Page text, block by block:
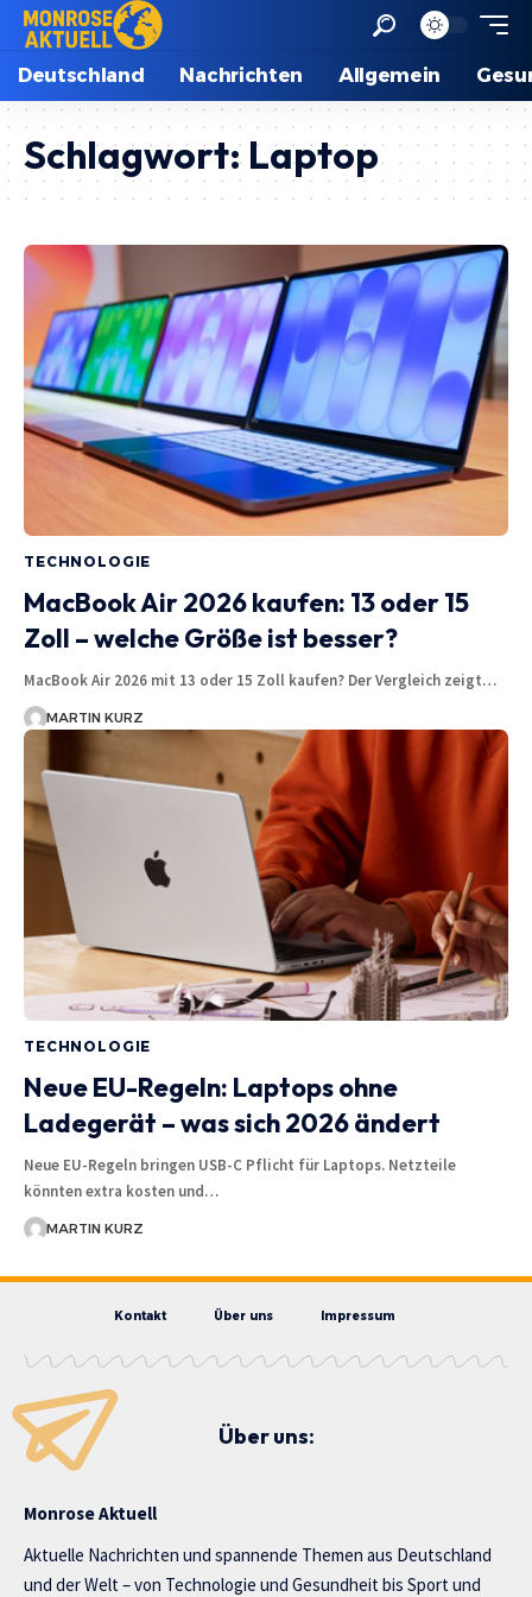
Deutschland Nachrichten Allgemein
Schlagwort: Laptop
TECHNOLOGIE
MacBook Air 2026 kaufen: 13 oder 15
Zoll – welche Größe ist besser?
MacBook Air 2026 mit 13 oder 15 Zoll kaufen? Der Vergleich zeigt…
MARTIN KURZ
TECHNOLOGIE
Neue EU-Regeln: Laptops ohne
Ladegerät – was sich 2026 ändert
Neue EU-Regeln bringen USB-C Pflicht für Laptops. Netzteile
könnten extra kosten und…
MARTIN KURZ
Kontakt Über uns Impressum
Über uns:
Monrose Aktuell
Aktuelle Nachrichten und spannende Themen aus Deutschland
und der Welt – von Technologie und Gesundheit bis Sport und